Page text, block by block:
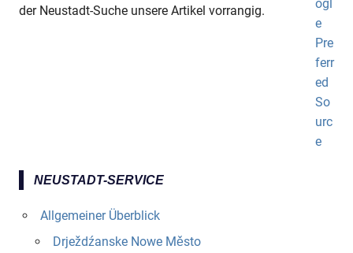
der Neustadt-Suche unsere Artikel vorrangig.
NEUSTADT-SERVICE
Allgemeiner Überblick
Drježdźanske Nowe Město